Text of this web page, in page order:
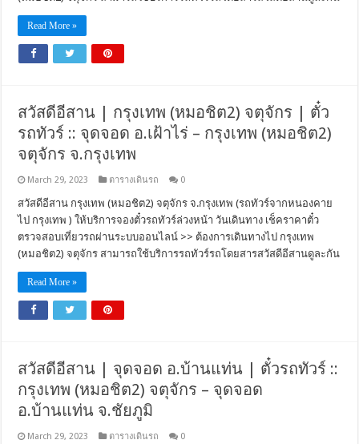
Read More »
สวัสดีอีสาน | กรุงเทพ (หมอชิต2) จตุจักร | ตั๋ว
รถทัวร์ :: จุดจอด อ.เฝ้าไร่ – กรุงเทพ (หมอชิต2)
จตุจักร จ.กรุงเทพ
March 29, 2023 ตารางเดินรถ 0
สวัสดีอีสาน กรุงเทพ (หมอชิต2) จตุจักร จ.กรุงเทพ (รถทัวร์จากหนองคาย
ไป กรุงเทพ ) ให้บริการจองตั๋วรถทัวร์ล่วงหน้า วันเดินทาง เช็คราคาตั๋ว
ตรวจสอบเที่ยวรถผ่านระบบออนไลน์ >> ต้องการเดินทางไป กรุงเทพ
(หมอชิต2) จตุจักร สามารถใช้บริการรถทัวร์รถโดยสารสวัสดีอีสานดูละกัน
Read More »
สวัสดีอีสาน | จุดจอด อ.บ้านแท่น | ตั๋วรถทัวร์ ::
กรุงเทพ (หมอชิต2) จตุจักร – จุดจอด
อ.บ้านแท่น จ.ชัยภูมิ
March 29, 2023 ตารางเดินรถ 0